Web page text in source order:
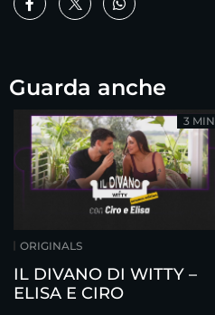
Guarda anche
ORIGINALS
IL DIVANO DI WITTY –
ELISA E CIRO
3 MIN